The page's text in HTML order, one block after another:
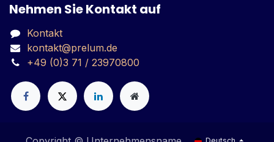
Nehmen Sie Kontakt auf
Kontakt
kontakt@prelum.de
+49 (0)3 71 / 23970800